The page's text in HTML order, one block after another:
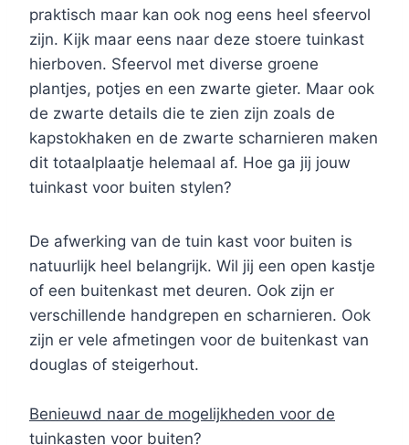
praktisch maar kan ook nog eens heel sfeervol
zijn. Kijk maar eens naar deze stoere tuinkast
hierboven. Sfeervol met diverse groene
plantjes, potjes en een zwarte gieter. Maar ook
de zwarte details die te zien zijn zoals de
kapstokhaken en de zwarte scharnieren maken
dit totaalplaatje helemaal af. Hoe ga jij jouw
tuinkast voor buiten stylen?
De afwerking van de tuin kast voor buiten is
natuurlijk heel belangrijk. Wil jij een open kastje
of een buitenkast met deuren. Ook zijn er
verschillende handgrepen en scharnieren. Ook
zijn er vele afmetingen voor de buitenkast van
douglas of steigerhout.
Benieuwd naar de mogelijkheden voor de
tuinkasten voor buiten?